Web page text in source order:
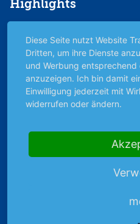
Highlights
Börsenbericht
Börsengerüchte
Börsengespräche
Börsennews
Favoriten
Strategie
Diese Seite nutzt Website
Dritten, um ihre Dienste
und Werbung
anzuzeigen. Ich bin damit
Einwilligung jederzeit mit
widerrufen oder ändern.